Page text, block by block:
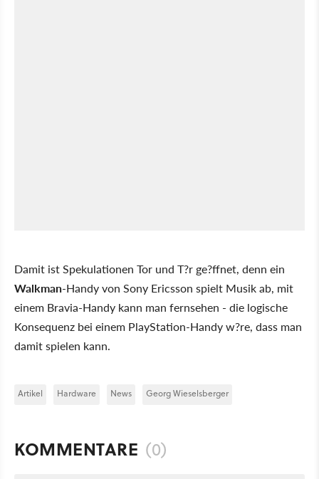
Damit ist Spekulationen Tor und T?r ge?ffnet, denn ein
Walkman-Handy von Sony Ericsson spielt Musik ab, mit
einem Bravia-Handy kann man fernsehen - die logische
Konsequenz bei einem PlayStation-Handy w?re, dass man
damit spielen kann.
Artikel Hardware News Georg Wieselsberger
KOMMENTARE (0)